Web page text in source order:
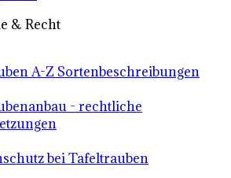
& Recht
A-Z Sortenbeschreibungen
- rechtliche
bei Tafeltrauben